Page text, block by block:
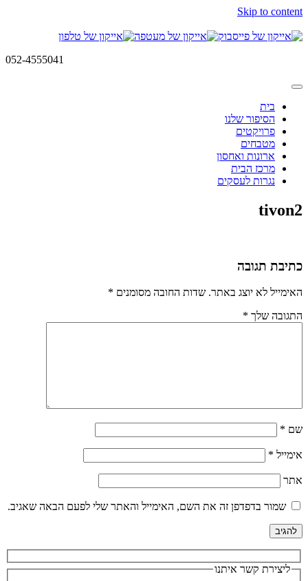
Skip to content
052-4555041
בית
הסיפור שלנו
פרויקטים
מטבחים
ארונות ואחסון
מרכז הבית
נגרות לעסקים
tivon2
כתיבת תגובה
האימייל לא יוצג באתר. שדות החובה מסומנים *
התגובה שלך *
שם *
אימייל *
אתר
שמור בדפדפן זה את השם, האימייל והאתר שלי לפעם הבאה שאגיב.
ליצירת קשר איתנו